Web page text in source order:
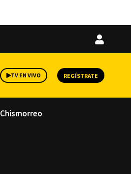
Iniciar
TV EN VIVO REGÍSTRATE
Chismorreo